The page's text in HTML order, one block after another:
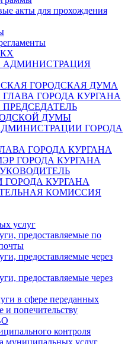
акты для прохождения
АДМИНИСТРАЦИЯ
ГОРОДСКАЯ ДУМА
ГОРОДА КУРГАНА
ДУМЫ
ГОРОДА
ГОРОДА КУРГАНА
ГОРОДА КУРГАНА
КУРГАНА
КОМИССИЯ
услуг
предоставляемые по
предоставляемые через
предоставляемые через
в сфере переданных
и попечительству
контроля
муниципальных услуг